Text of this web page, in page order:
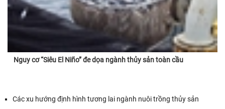
Nguy cơ “Siêu El Niño” đe dọa ngành thủy sản toàn cầu
Các xu hướng định hình tương lai ngành nuôi trồng thủy sản